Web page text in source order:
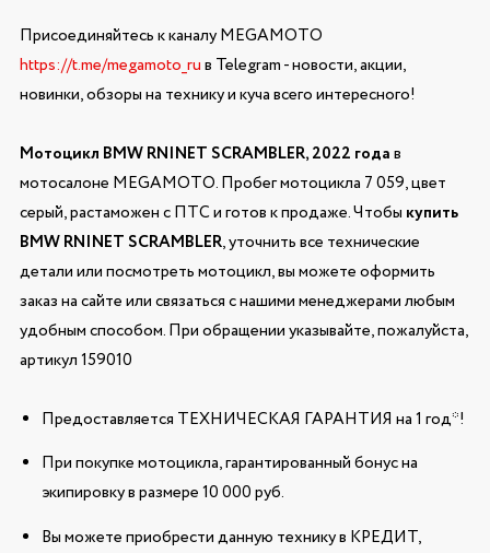
Присоединяйтесь к каналу MEGAMOTO
https://t.me/megamoto_ruв Telegram - новости, акции,
новинки, обзоры на технику и куча всего интересного!
Мотоцикл BMW RNINET SCRAMBLER, 2022 годав
мотосалоне MEGAMOTO. Пробег мотоцикла 7 059, цвет
серый, растаможен с ПТС и готов к продаже. Чтобы купить
BMW RNINET SCRAMBLER, уточнить все технические
детали или посмотреть мотоцикл, вы можете оформить
заказ на сайте или связаться с нашими менеджерами любым
удобным способом. При обращении указывайте, пожалуйста,
артикул 159010
Предоставляется ТЕХНИЧЕСКАЯ ГАРАНТИЯ на 1 год*!
При покупке мотоцикла, гарантированный бонус на
экипировку в размере 10 000 руб.
Вы можете приобрести данную технику в КРЕДИТ,